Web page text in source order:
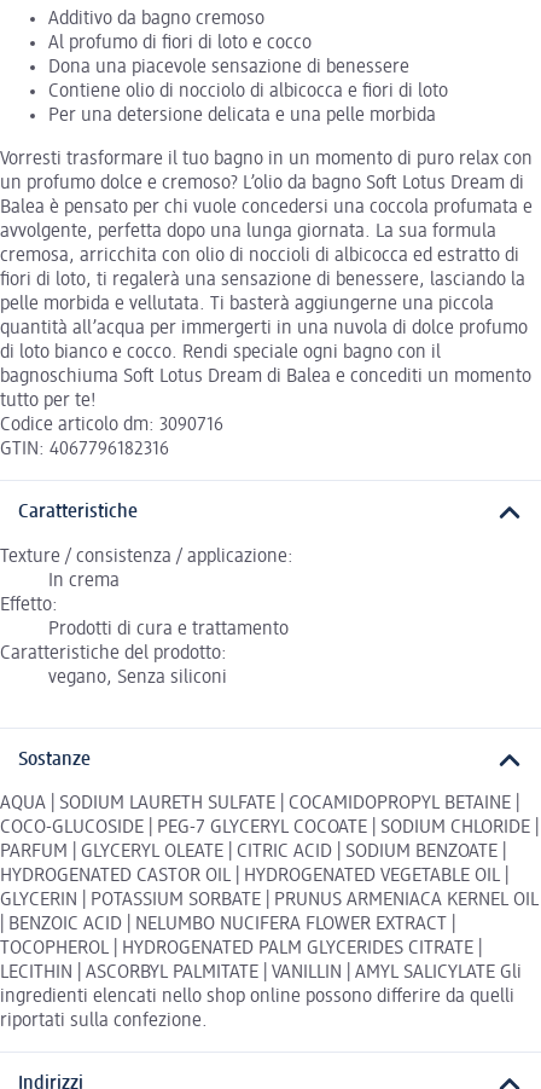
Additivo da bagno cremoso
Al profumo di fiori di loto e cocco
Dona una piacevole sensazione di benessere
Contiene olio di nocciolo di albicocca e fiori di loto
Per una detersione delicata e una pelle morbida
Vorresti trasformare il tuo bagno in un momento di puro relax con
un profumo dolce e cremoso? L’olio da bagno Soft Lotus Dream di
Balea è pensato per chi vuole concedersi una coccola profumata e
avvolgente, perfetta dopo una lunga giornata. La sua formula
cremosa, arricchita con olio di noccioli di albicocca ed estratto di
fiori di loto, ti regalerà una sensazione di benessere, lasciando la
pelle morbida e vellutata. Ti basterà aggiungerne una piccola
quantità all’acqua per immergerti in una nuvola di dolce profumo
di loto bianco e cocco. Rendi speciale ogni bagno con il
bagnoschiuma Soft Lotus Dream di Balea e concediti un momento
tutto per te!
Codice articolo dm: 3090716
GTIN: 4067796182316
Caratteristiche
Texture / consistenza / applicazione:
In crema
Effetto:
Prodotti di cura e trattamento
Caratteristiche del prodotto:
vegano, Senza siliconi
Sostanze
AQUA | SODIUM LAURETH SULFATE | COCAMIDOPROPYL BETAINE |
COCO-GLUCOSIDE | PEG-7 GLYCERYL COCOATE | SODIUM CHLORIDE |
PARFUM | GLYCERYL OLEATE | CITRIC ACID | SODIUM BENZOATE |
HYDROGENATED CASTOR OIL | HYDROGENATED VEGETABLE OIL |
GLYCERIN | POTASSIUM SORBATE | PRUNUS ARMENIACA KERNEL OIL
| BENZOIC ACID | NELUMBO NUCIFERA FLOWER EXTRACT |
TOCOPHEROL | HYDROGENATED PALM GLYCERIDES CITRATE |
LECITHIN | ASCORBYL PALMITATE | VANILLIN | AMYL SALICYLATE Gli
ingredienti elencati nello shop online possono differire da quelli
riportati sulla confezione.
Indirizzi